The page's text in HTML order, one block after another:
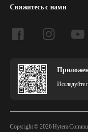
Свяжитесь с нами
Исследуйте
Copyright © 2026 Hytera